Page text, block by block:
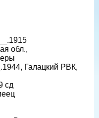
обл.,
Галацкий РВК,
сд